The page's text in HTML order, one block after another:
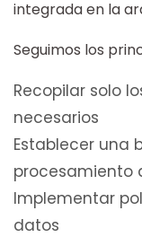
integrada en la
Seguimos los
Recopilar solo
necesarios
Establecer una
procesamiento
Implementar
datos